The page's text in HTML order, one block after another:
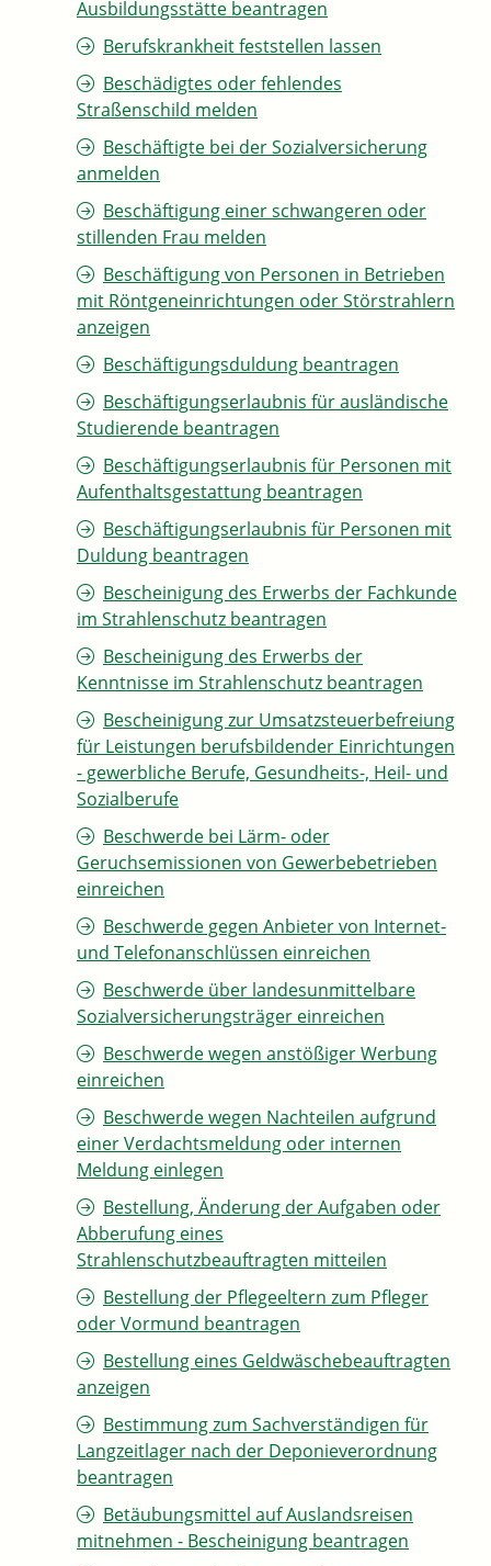
Ausbildungsstätte beantragen
Berufskrankheit feststellen lassen
Beschädigtes oder fehlendes
Straßenschild melden
Beschäftigte bei der Sozialversicherung
anmelden
Beschäftigung einer schwangeren oder
stillenden Frau melden
Beschäftigung von Personen in Betrieben
mit Röntgeneinrichtungen oder Störstrahlern
anzeigen
Beschäftigungsduldung beantragen
Beschäftigungserlaubnis für ausländische
Studierende beantragen
Beschäftigungserlaubnis für Personen mit
Aufenthaltsgestattung beantragen
Beschäftigungserlaubnis für Personen mit
Duldung beantragen
Bescheinigung des Erwerbs der Fachkunde
im Strahlenschutz beantragen
Bescheinigung des Erwerbs der
Kenntnisse im Strahlenschutz beantragen
Bescheinigung zur Umsatzsteuerbefreiung
für Leistungen berufsbildender Einrichtungen
- gewerbliche Berufe, Gesundheits-, Heil- und
Sozialberufe
Beschwerde bei Lärm- oder
Geruchsemissionen von Gewerbebetrieben
einreichen
Beschwerde gegen Anbieter von Internet-
und Telefonanschlüssen einreichen
Beschwerde über landesunmittelbare
Sozialversicherungsträger einreichen
Beschwerde wegen anstößiger Werbung
einreichen
Beschwerde wegen Nachteilen aufgrund
einer Verdachtsmeldung oder internen
Meldung einlegen
Bestellung, Änderung der Aufgaben oder
Abberufung eines
Strahlenschutzbeauftragten mitteilen
Bestellung der Pflegeeltern zum Pfleger
oder Vormund beantragen
Bestellung eines Geldwäschebeauftragten
anzeigen
Bestimmung zum Sachverständigen für
Langzeitlager nach der Deponieverordnung
beantragen
Betäubungsmittel auf Auslandsreisen
mitnehmen - Bescheinigung beantragen